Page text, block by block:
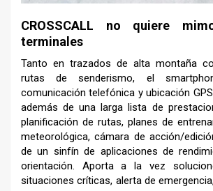
CROSSCALL no quiere
terminales
Tanto en trazados de alta montaña
rutas de senderismo, el
comunicación telefónica y ubicación
además de una larga lista de
planificación de rutas, planes de
meteorológica, cámara de acción/
de un sinfín de aplicaciones de
orientación. Aporta a la vez
situaciones críticas, alerta de